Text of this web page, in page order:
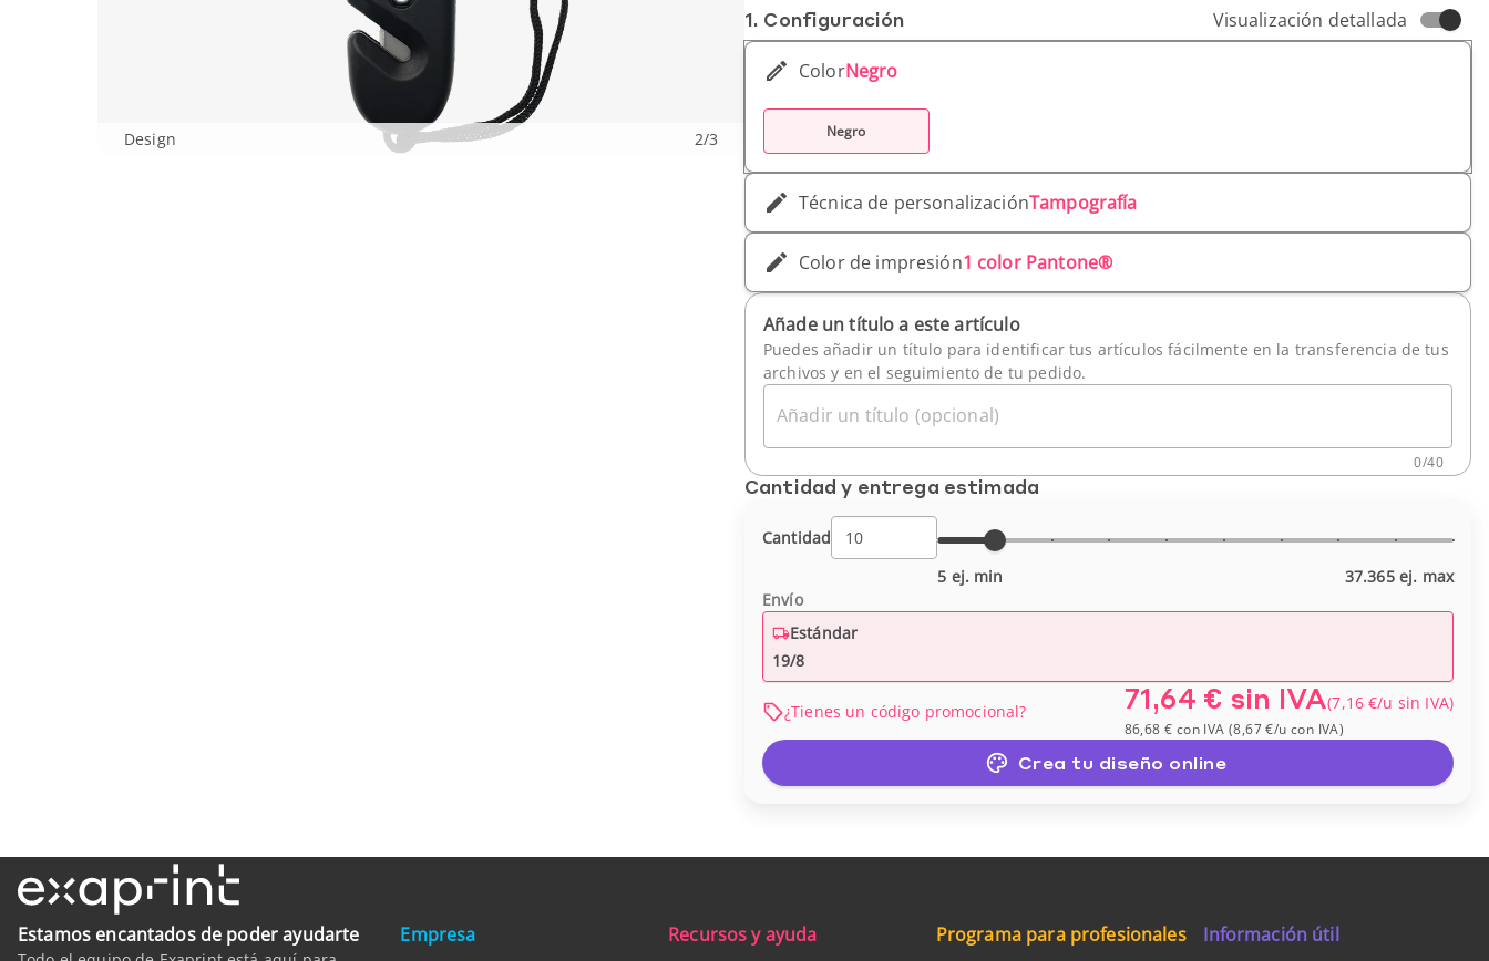
Design 2/3
1. Conf­iguración Visualización detallada
ColorNegro
Negro
Técnica de personalizaciónTampografía
Color de impresión1 color Pantone®
Añade un título a este artículo
Puedes añadir un título para identificar tus artículos fácilmente en la transferencia de tus
archivos y en el seguimiento de tu pedido.
Añadir un título (opcional)
0/40
Cantidad y entrega estimada
Cantidad
5 ej. min
37.365 ej. max
Envío
Estándar
19/8
¿Tienes un código promocional? 71,64 € sin IVA(7,16 €/u sin IVA)
86,68 € con IVA (8,67 €/ucon IVA)
Crea tu diseño online
Estamos encantados de poder ayudarte Empresa Recursos y ayuda Programa para profesionales Información útil